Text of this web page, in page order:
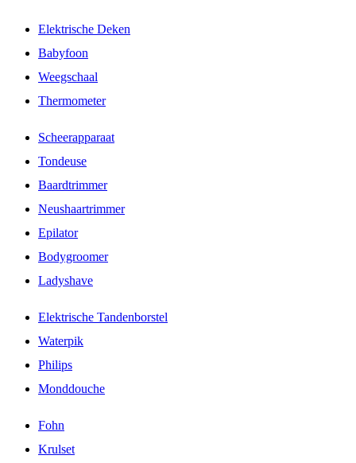
Elektrische Deken
Babyfoon
Weegschaal
Thermometer
Scheerapparaat
Tondeuse
Baardtrimmer
Neushaartrimmer
Epilator
Bodygroomer
Ladyshave
Elektrische Tandenborstel
Waterpik
Philips
Monddouche
Fohn
Krulset